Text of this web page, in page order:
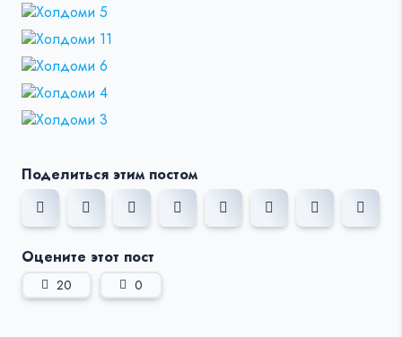
Поделиться этим постом
Оцените этот пост
20 0